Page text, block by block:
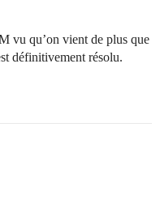
vu qu’on vient de plus que
définitivement résolu.